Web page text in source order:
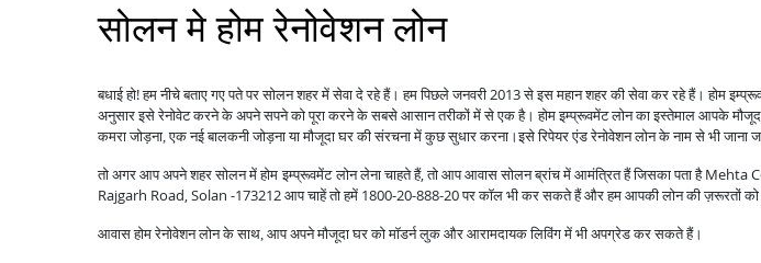
सोलन मे होम रेनोवेशन लोन
बधाई हो! हम नीचे बताए गए पते पर सोलन शहर में सेवा दे रहे हैं। हम पिछले जनवरी 2013 से इस महान शहर की सेवा कर रहे हैं।होम
अनुसार इसे रेनोवेट करने के अपने सपने को पूरा करने के सबसे आसान तरीकों में से एक है।होम इम्प्रूवमेंट लोन का इस्तेमाल आपके
कमरा जोड़ना, एक नई बालकनी जोड़ना या मौजूदा घर की संरचना में कुछ सुधार करना।इसे रिपेयर एंड रेनोवेशन लोन के नाम से भी जाना
तो अगर आप अपने शहर सोलन मेंहोम इम्प्रूवमेंट लोनलेना चाहते हैं, तो आप आवास सोलन ब्रांच में आमंत्रित हैं जिसका पता है
Rajgarh Road, Solan -173212 आप चाहें तो हमें 1800-20-888-20 पर कॉल भी कर सकते हैं और हम आपकी लोन की ज़रूरतों
आवास होम रेनोवेशन लोन के साथ, आप अपने मौजूदा घर को मॉडर्न लुक और आरामदायक लिविंग में भी अपग्रेड कर सकते हैं।